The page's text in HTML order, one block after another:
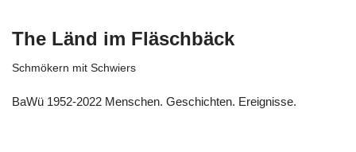
The Länd im Fläschbäck
Schmökern mit Schwiers
BaWü 1952-2022 Menschen. Geschichten. Ereignisse.